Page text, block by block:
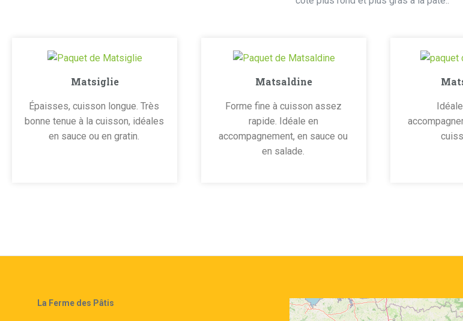
Matsiglie
Épaisses, cuisson longue. Très
bonne tenue à la cuisson, idéales
en sauce ou en gratin.
Matsaldine
Forme fine à cuisson assez
rapide. Idéale en
accompagnement, en sauce ou
en salade.
La Ferme des Pâtis